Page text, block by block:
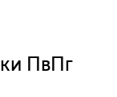
ПвПг